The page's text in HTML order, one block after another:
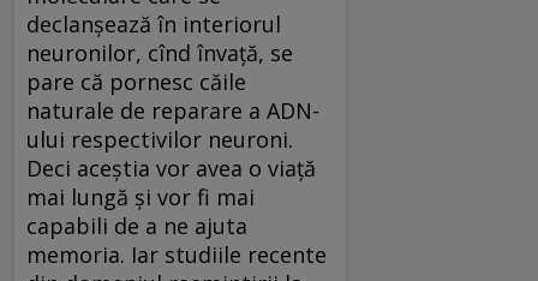
declanşează în interiorul
neuronilor, cînd învaţă, se
pare că pornesc căile
naturale de reparare a ADN-
ului respectivilor neuroni.
Deci aceştia vor avea o viaţă
mai lungă şi vor fi mai
capabili de a ne ajuta
memoria. Iar studiile recente